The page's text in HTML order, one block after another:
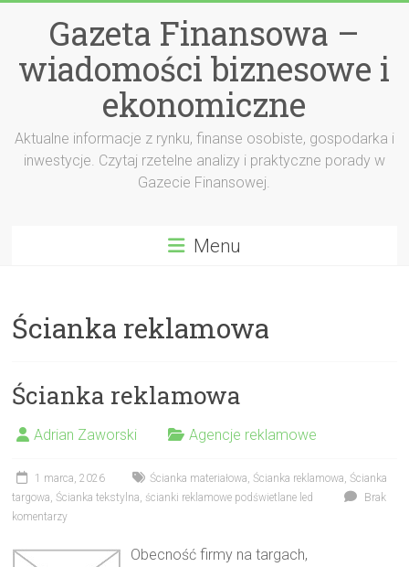
Gazeta Finansowa –
wiadomości biznesowe i
ekonomiczne
Aktualne informacje z rynku, finanse osobiste, gospodarka i
inwestycje. Czytaj rzetelne analizy i praktyczne porady w
Gazecie Finansowej.
Menu
Ścianka reklamowa
Ścianka reklamowa
Adrian Zaworski Agencje reklamowe
1 marca, 2026 Ścianka materiałowa, Ścianka reklamowa, Ścianka
targowa, Ścianka tekstylna, ścianki reklamowe podświetlane led
Brak
komentarzy
Obecność firmy na targach,